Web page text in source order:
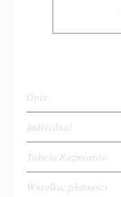
Opis
Individual
Tabela Rozmiarów
Wysyłka, płatności